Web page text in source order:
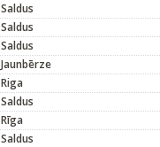
Saldus
Saldus
Saldus
Jaunbērze
Riga
Saldus
Rīga
Saldus